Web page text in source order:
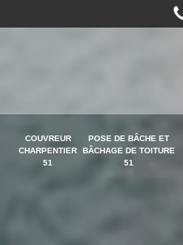
COUVREUR
CHARPENTIER
51
POSE DE BÂCHE ET
BÂCHAGE DE TOITURE
51